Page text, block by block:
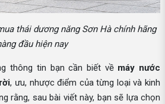
thái dương năng Sơn Hà chính hãng
đầu hiện nay
thông tin bạn cần biết về máy nước
, ưu, nhược điểm của từng loại và kinh
rằng, sau bài viết này, bạn sẽ lựa chọn